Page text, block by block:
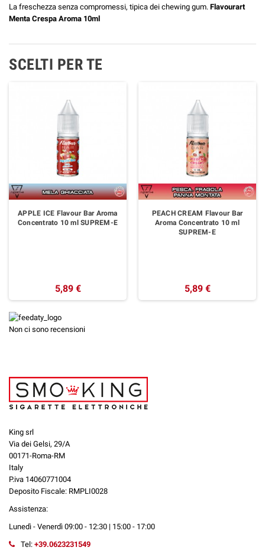
La freschezza senza compromessi, tipica dei chewing gum. Flavourart
Menta Crespa Aroma 10ml
SCELTI PER TE
APPLE ICE Flavour Bar Aroma
Concentrato 10 ml SUPREM-E
5,89 €
PEACH CREAM Flavour Bar
Aroma Concentrato 10 ml
SUPREM-E
5,89 €
Non ci sono recensioni
King srl
Via dei Gelsi, 29/A
00171-Roma-RM
Italy
P.iva 14060771004
Deposito Fiscale: RMPLI0028
Assistenza:
Lunedì - Venerdì 09:00 - 12:30 | 15:00 - 17:00
Tel: +39.0623231549